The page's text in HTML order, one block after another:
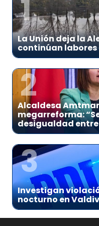
1
La Unión deja la
continúan
2
Alcaldesa
megarreforma:
desigualdad
3
Investigan
nocturno en